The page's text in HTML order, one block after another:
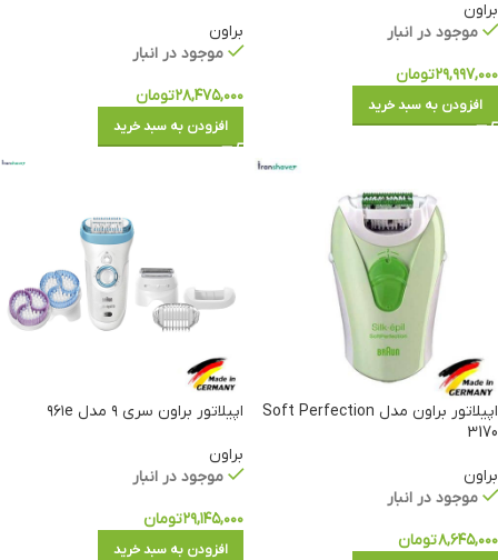
براون
موجود در انبار
۲۹,۹۹۷,۰۰۰تومان
افزودن به سبد خرید
براون
موجود در انبار
۲۸,۴۷۵,۰۰۰تومان
افزودن به سبد خرید
اپیلاتور براون مدل Soft Perfection
3170
براون
موجود در انبار
۸,۶۴۵,۰۰۰تومان
اپیلاتور براون سری ۹ مدل ۹۶۱e
براون
موجود در انبار
۲۹,۱۴۵,۰۰۰تومان
افزودن به سبد خرید